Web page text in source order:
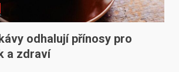
odhalují přínosy pro
a zdraví